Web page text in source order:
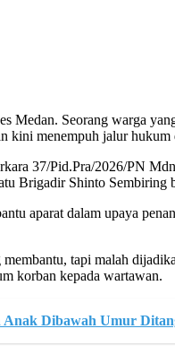
Seorang warga
kini menempuh jalur
37/Pid.Pra/2026/PN
Brigadir Shinto
aparat dalam upaya
tapi malah
korban kepada wartawan.
Dibawah Umur